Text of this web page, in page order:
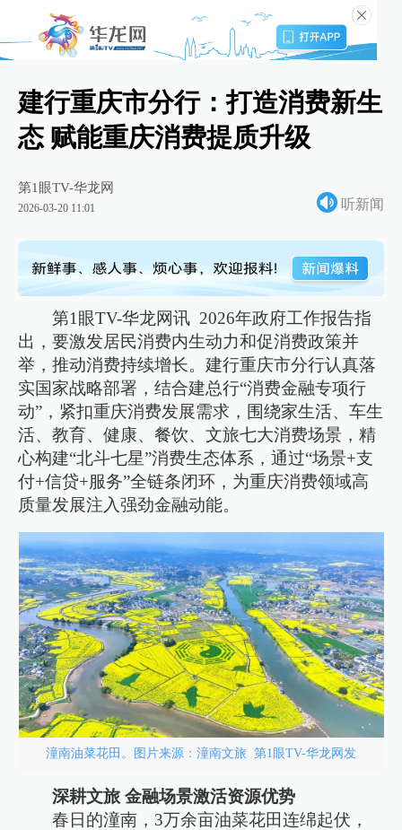
建行重庆市分行：打造消费新生
态 赋能重庆消费提质升级
第1眼TV-华龙网
2026-03-20 11:01 听新闻
第1眼TV-华龙网讯 2026年政府工作报告指
出，要激发居民消费内生动力和促消费政策并
举，推动消费持续增长。建行重庆市分行认真落
实国家战略部署，结合建总行“消费金融专项行
动”，紧扣重庆消费发展需求，围绕家生活、车生
活、教育、健康、餐饮、文旅七大消费场景，精
心构建“北斗七星”消费生态体系，通过“场景+支
付+信贷+服务”全链条闭环，为重庆消费领域高
质量发展注入强劲金融动能。
潼南油菜花田。图片来源：潼南文旅 第1眼TV-华龙网发
深耕文旅 金融场景激活资源优势
春日的潼南，3万余亩油菜花田连绵起伏，